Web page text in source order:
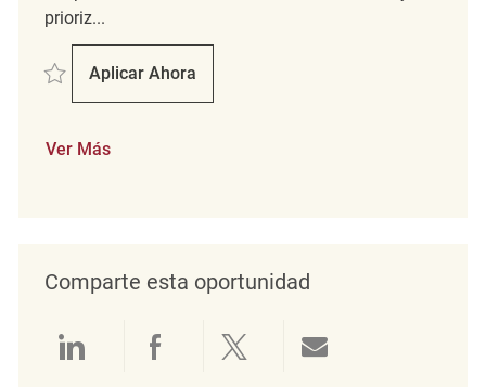
prioriz...
Salvar Merchandising Supervisor/Key Carrier REQ134980
Aplicar Ahora
Merchandising Supervisor/Key Carrier
Ver Más
Comparte esta oportunidad
Compartir a través de LinkedIn
Compartir a través de
Compartir a través